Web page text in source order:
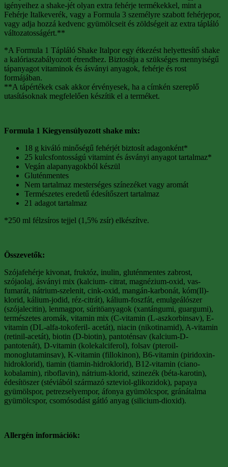
igényeihez a shake-jét olyan extra fehérje termékekkel, mint a
Fehérje Italkeverék, vagy a Formula 3 személyre szabott fehérjepor,
vagy adja hozzá kedvenc gyümölcseit és zöldségeit az extra tápláló
változatosságért.**
*A Formula 1 Tápláló Shake Italpor egy étkezést helyettesítő shake
a kalóriaszabályozott étrendhez. Biztosítja a szükséges mennyiségű
tápanyagot vitaminok és ásványi anyagok, fehérje és rost
formájában.
**A tápértékek csak akkor érvényesek, ha a címkén szereplő
utasításoknak megfelelően készítik el a terméket.
Formula 1 Kiegyensúlyozott shake mix:
18 g kiváló minőségű fehérjét biztosít adagonként*
25 kulcsfontosságú vitamint és ásványi anyagot tartalmaz*
Vegán alapanyagokból készül
Gluténmentes
Nem tartalmaz mesterséges színezéket vagy aromát
Természetes eredetű édesítőszert tartalmaz
21 adagot tartalmaz
*250 ml félzsíros tejjel (1,5% zsír) elkészítve.
Összevetők:
Szójafehérje kivonat, fruktóz, inulin, gluténmentes zabrost,
szójaolaj, ásványi mix (kalcium- citrat, magnézium-oxid, vas-
fumarát, nátrium-szelenit, cink-oxid, mangán-karbonát, kóm(Il)-
klorid, kálium-jodid, réz-citrát), kálium-foszfát, emulgeálószer
(szójalecitin), lenmagpor, súritöanyagok (xantángumi, guargumi),
természetes aromák, vitamin mix (C-vitamin (L-aszkorbinsav), E-
vitamin (DL-alfa-tokoferil- acetát), niacin (nikotinamid), A-vitamin
(retinil-acetát), biotin (D-biotin), pantoténsav (kalcium-D-
pantotenát), D-vitamin (kolekalciferol), folsav (pteroil-
monoglutaminsav), K-vitamin (fillokinon), B6-vitamin (piridoxin-
hidroklorid), tiamin (tiamin-hidroklorid), B12-vitamin (ciano-
kobalamin), riboflavin), nátrium-klorid, szinezék (béta-karotin),
édesítöszer (stéviából származó szteviol-glikozidok), papaya
gyümölspor, petrezselyempor, áfonya gyümölcspor, gránátalma
gyümölcspor, csomósodást gátló anyag (silicium-dioxid).
Allergén információk: